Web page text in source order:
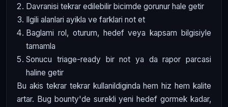
Davranisi tekrar edilebilir bicimde gorunur hale getir
Ilgili alanlari ayikla ve farklari not et
Baglami rol, oturum, hedef veya kapsam bilgisiyle
tamamla
Sonucu triage-ready bir not ya da rapor parcasi
haline getir
Bu akis tekrar tekrar kullanildiginda hem hiz hem kalite
artar. Bug bounty'de surekli yeni hedef gormek kadar,